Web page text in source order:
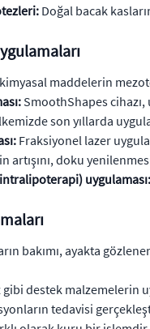
Doğal bacak
maddelerin
SmoothShapes cihazı,
son yıllarda
Fraksiyonel lazer
doku
uygulaması:
bakımı, ayakta
destek malzemelerin
tedavisi